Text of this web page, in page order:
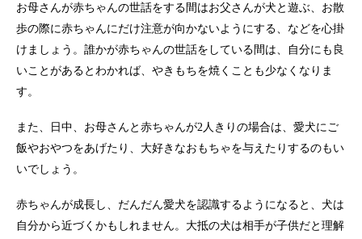
お母さんが赤ちゃんの世話をする間はお父さんが犬と遊ぶ、お散
歩の際に赤ちゃんにだけ注意が向かないようにする、などを心掛
けましょう。誰かが赤ちゃんの世話をしている間は、自分にも良
いことがあるとわかれば、やきもちを焼くことも少なくなりま
す。
また、日中、お母さんと赤ちゃんが2人きりの場合は、愛犬にご
飯やおやつをあげたり、大好きなおもちゃを与えたりするのもい
いでしょう。
赤ちゃんが成長し、だんだん愛犬を認識するようになると、犬は
自分から近づくかもしれません。大抵の犬は相手が子供だと理解